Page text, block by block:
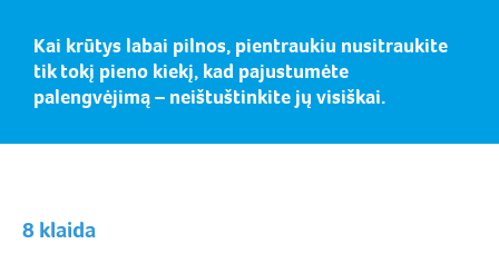
Kai krūtys labai pilnos, pientraukiu nusitraukite
tik tokį pieno kiekį, kad pajustumėte
palengvėjimą – neištuštinkite jų visiškai.
8 klaida